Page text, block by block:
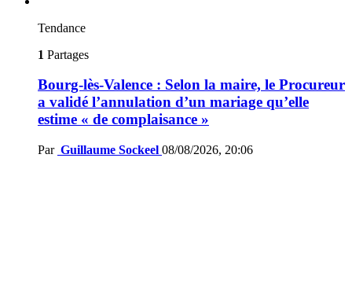
Tendance
1 Partages
Bourg-lès-Valence : Selon la maire, le Procureur
a validé l’annulation d’un mariage qu’elle
estime « de complaisance »
Par Guillaume Sockeel 08/08/2026, 20:06